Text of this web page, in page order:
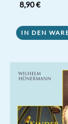
Bewertet mit
5.00
8,90€
IN DEN